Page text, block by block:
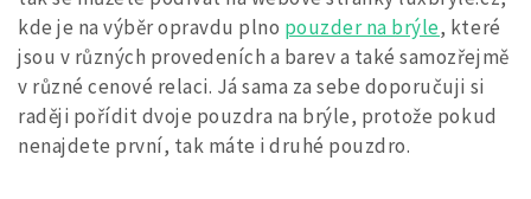
kde je na výběr opravdu plno pouzder na brýle, které
jsou v různých provedeních a barev a také samozřejmě
v různé cenové relaci. Já sama za sebe doporučuji si
raději pořídit dvoje pouzdra na brýle, protože pokud
nenajdete první, tak máte i druhé pouzdro.